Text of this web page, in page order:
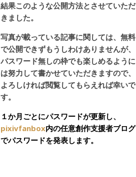
結果このような公開方法とさせていただ
きました。
写真が載っている記事に関しては、無料
で公開できずもうしわけありませんが、
パスワード無しの枠でも楽しめるように
は努力して書かせていただきますので、
よろしければ閲覧してもらえれば幸いで
す。
１か月ごとにパスワードが更新し、
pixivfanbox内の任意創作支援者ブログ
でパスワードを発表します。